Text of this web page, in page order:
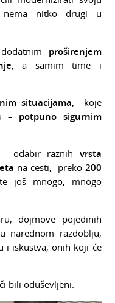
nema nitko drugi u
proširenjem
, a samim time i
situacijama, koje
– potpuno sigurnim
odabir raznih vrsta
na cesti, preko 200
još mnogo, mnogo
dojmove pojedinih
narednom razdoblju,
i iskustva, onih koji će
bili oduševljeni.